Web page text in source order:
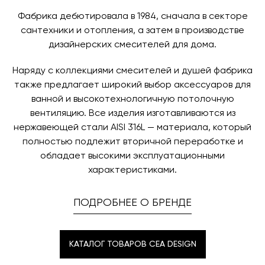
свяжется с вами, чтобы согласовать удобное для вас
время и дату доставки.
Фабрика дебютировала в 1984, сначала в секторе
сантехники и отопления, а затем в производстве
дизайнерских смесителей для дома.
Наряду с коллекциями смесителей и душей фабрика
также предлагает широкий выбор аксессуаров для
ванной и высокотехнологичную потолочную
вентиляцию. Все изделия изготавливаются из
нержавеющей стали AISI 316L — материала, который
полностью подлежит вторичной переработке и
обладает высокими эксплуатационными
характеристиками.
ПОДРОБНЕЕ О БРЕНДЕ
КАТАЛОГ ТОВАРОВ CEA DESIGN